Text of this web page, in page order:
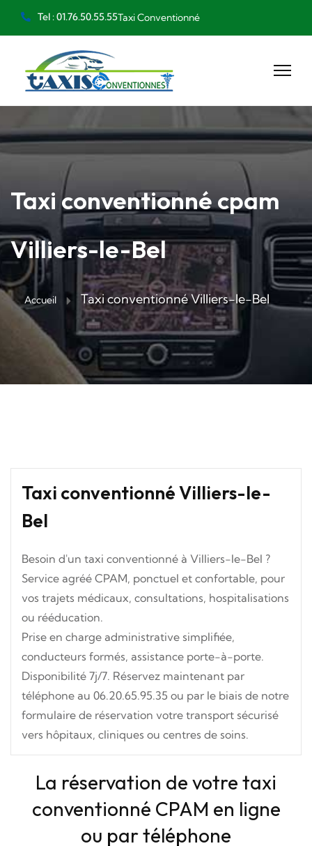
Tel : 01.76.50.55.55Taxi Conventionné
Taxi conventionné cpam
Villiers-le-Bel
Accueil Taxi conventionné Villiers-le-Bel
Taxi conventionné Villiers-le-
Bel
Besoin d'un taxi conventionné à Villiers-le-Bel ?
Service agréé CPAM, ponctuel et confortable, pour
vos trajets médicaux, consultations, hospitalisations
ou rééducation.
Prise en charge administrative simplifiée,
conducteurs formés, assistance porte-à-porte.
Disponibilité 7j/7. Réservez maintenant par
téléphone au 06.20.65.95.35 ou par le biais de notre
formulaire de réservation votre transport sécurisé
vers hôpitaux, cliniques ou centres de soins.
La réservation de votre taxi
conventionné CPAM en ligne
ou par téléphone